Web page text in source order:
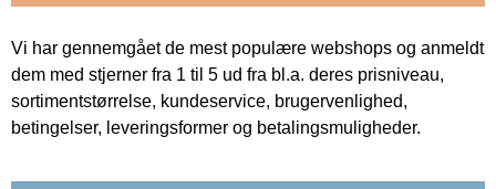
Vi har gennemgået de mest populære webshops og anmeldt
dem med stjerner fra 1 til 5 ud fra bl.a. deres prisniveau,
sortimentstørrelse, kundeservice, brugervenlighed,
betingelser, leveringsformer og betalingsmuligheder.